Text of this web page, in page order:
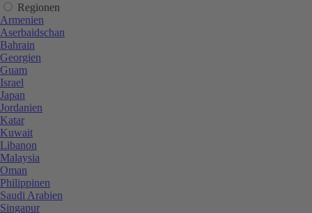
Regionen
Armenien
Aserbaidschan
Bahrain
Georgien
Guam
Israel
Japan
Jordanien
Katar
Kuwait
Libanon
Malaysia
Oman
Philippinen
Saudi Arabien
Singapur